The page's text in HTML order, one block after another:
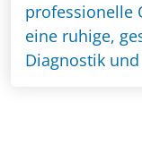
professionelle
eine ruhige,
Diagnostik